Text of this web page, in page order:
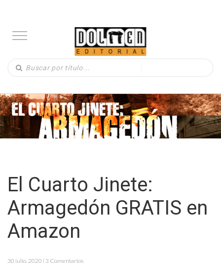
El Cuarto Jinete:
Armagedón GRATIS en
Amazon
30 julio, 2020 | 3 Comentarios